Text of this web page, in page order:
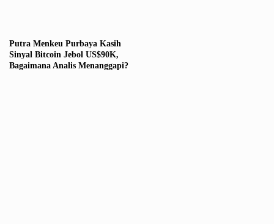
Putra Menkeu Purbaya Kasih
Sinyal Bitcoin Jebol US$90K,
Bagaimana Analis Menanggapi?